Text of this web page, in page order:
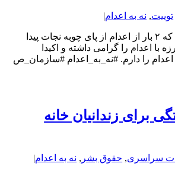
توییت, نه به اعدام|
اینجانب به عنوان کسی که ۲ بار از اعدام از پای چوبه نجات پیدا
با اعدام را گرامی داشته و اکیدا
را دارم. #نه_به_اعدام #سازمان_ص
برای زندانیان خانه
سراسری, حقوق بشر , نه به اعدام|